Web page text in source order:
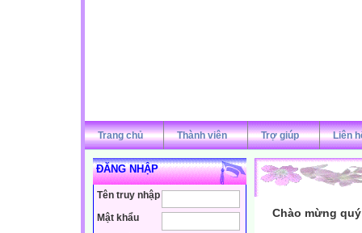
Trang chủ Thành viên Trợ giúp Liên
ĐĂNG NHẬP
Tên truy nhập
Mật khẩu
Chào mừng